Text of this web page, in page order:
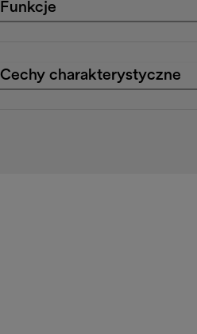
Funkcje
Cechy charakterystyczne